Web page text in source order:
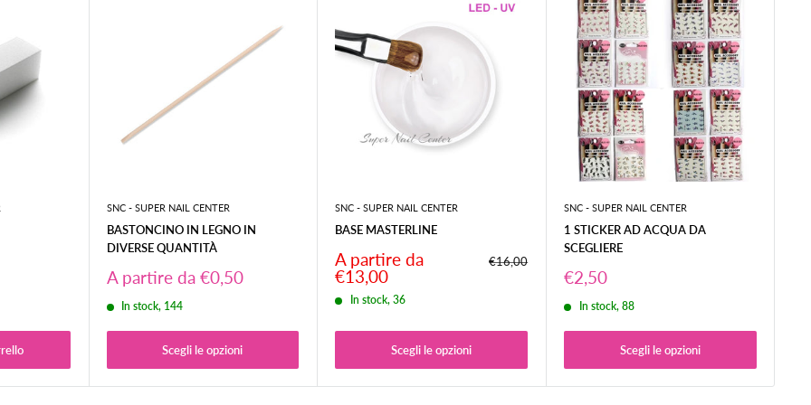
a quello d'incasso.
(
codice tracciatura del
è consigliabile
specificando
SNC - SUPER NAIL CENTER
BASTONCINO IN LEGNO IN
DIVERSE QUANTITÀ
Prezzo
scontato
A partire da €0,50
In stock, 144
Scegli le opzioni
SNC - SUPER NAIL CENTER
BASE MASTERLINE
Prezzo
scontato
A partire da
€13,00
Prezzo
€16,00
In stock, 36
Scegli le opzioni
SNC - SUPER NAIL CENTER
1 STICKER AD ACQUA DA
SCEGLIERE
Prezzo
scontato
€2,50
In stock, 88
Scegli le opzioni